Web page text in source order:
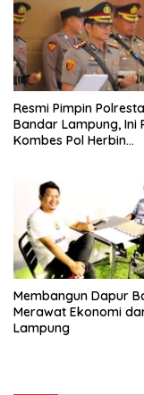
Resmi Pimpin Polresta
Bandar Lampung, Ini
Kombes Pol Herbin
Membangun Dapur
Merawat Ekonomi
Lampung